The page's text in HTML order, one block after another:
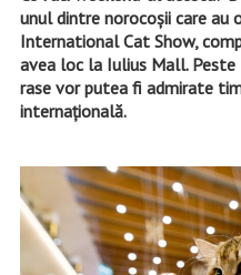
unul dintre norocoșii care au
International Cat Show,
avea loc la Iulius Mall.
rase vor putea fi admirate
internațională.